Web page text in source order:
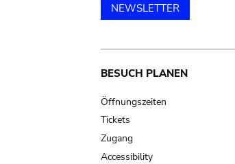
NEWSLETTER
Main
navigation
BESUCH PLANEN
Öffnungszeiten
Tickets
Zugang
Accessibility